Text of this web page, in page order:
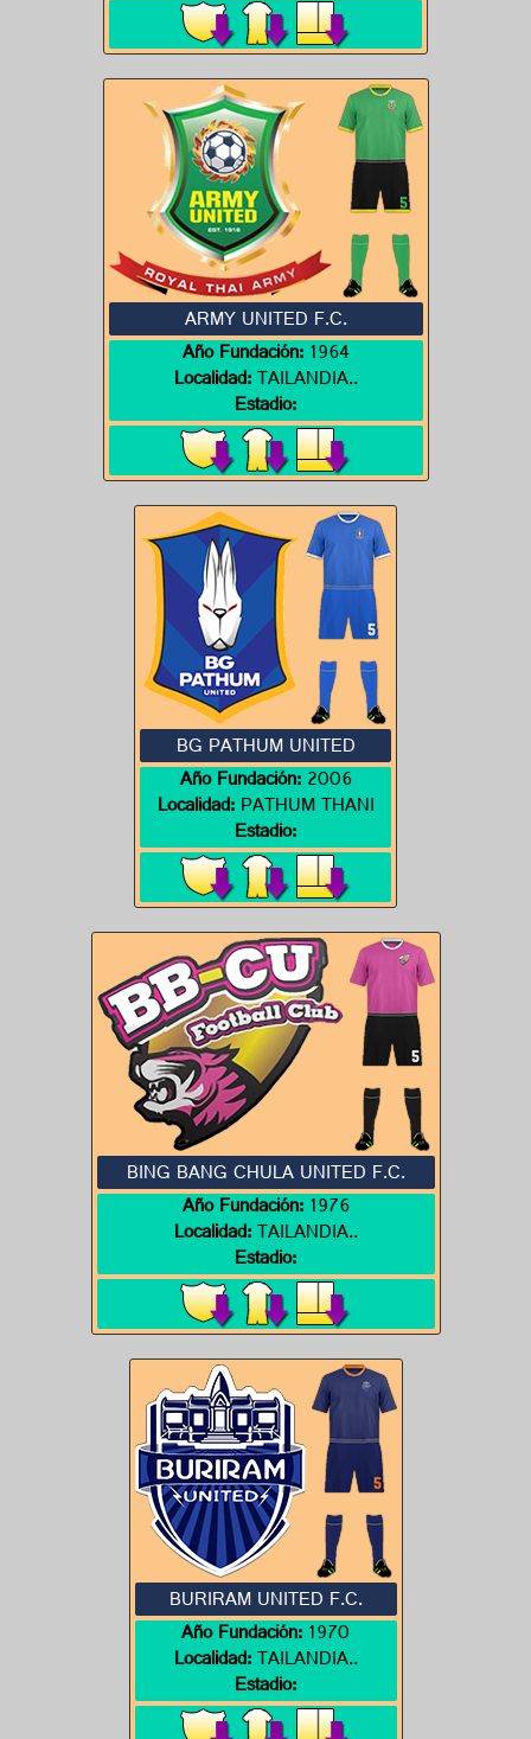
ARMY UNITED F.C.
Año Fundación:1964
Localidad:TAILANDIA..
Estadio:
BG PATHUM UNITED
Año Fundación:2006
Localidad:PATHUM THANI
Estadio:
BING BANG CHULA UNITED F.C.
Año Fundación:1976
Localidad:TAILANDIA..
Estadio:
BURIRAM UNITED F.C.
Año Fundación:1970
Localidad:TAILANDIA..
Estadio: